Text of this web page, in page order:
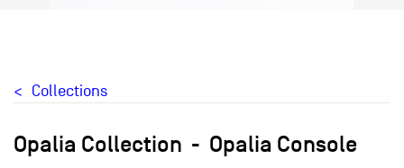
Collections
Opalia Collection Opalia Console